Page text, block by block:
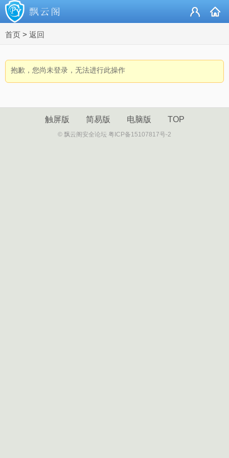
首页 > 返回
抱歉，您尚未登录，无法进行此操作
触屏版 简易版 电脑版 TOP
© 飘云阁安全论坛 粤ICP备15107817号-2